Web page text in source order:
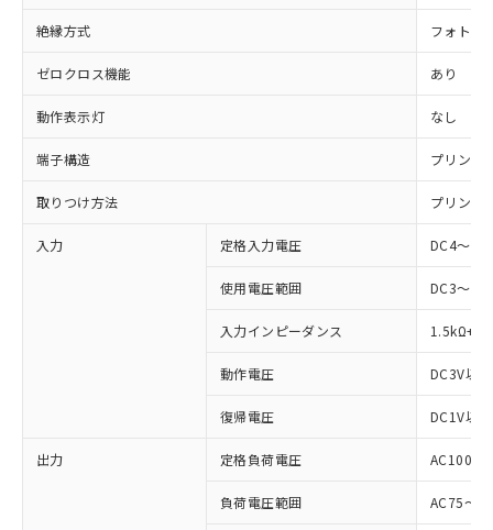
絶縁方式 フォト・
ゼロクロス機能 あり
動作表示灯 なし
端子構造 プリント
取りつけ方法 プリント
入力 定格入力電圧 DC4～
使用電圧範囲 DC3～
入力インピーダンス
動作電圧 DC3V以下
復帰電圧 DC1V以上
出力 定格負荷電圧 AC100～
負荷電圧範囲 AC75～
ご利用条件
非含有に対応した製品が提供可能な商品で
対応予定：EU RoHS指令（10物質）の非含
有に対応した製品に切り替える予定のある